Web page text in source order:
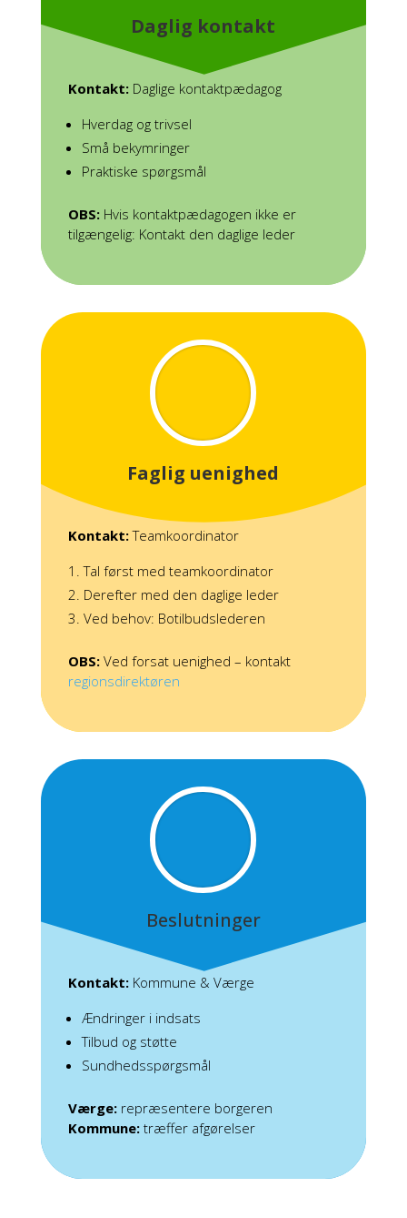
Daglig kontakt
Kontakt:Daglige kontaktpædagog
Hverdag og trivsel
Små bekymringer
Praktiske spørgsmål
OBS:Hvis kontaktpædagogen ikke er
tilgængelig: Kontakt den daglige leder
Faglig uenighed
Kontakt:Teamkoordinator
Tal først med teamkoordinator
Derefter med den daglige leder
Ved behov: Botilbudslederen
OBS:Ved forsat uenighed – kontakt
regionsdirektøren
Beslutninger
Kontakt:Kommune & Værge
Ændringer i indsats
Tilbud og støtte
Sundhedsspørgsmål
Værge:repræsentere borgeren
Kommune:træffer afgørelser